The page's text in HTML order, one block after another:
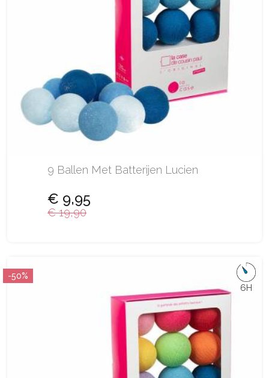
9 Ballen Met Batterijen Lucien
€ 9,95
€ 19,90
-50%
6H